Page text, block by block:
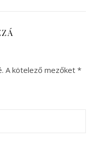
A kötelező mezőket *